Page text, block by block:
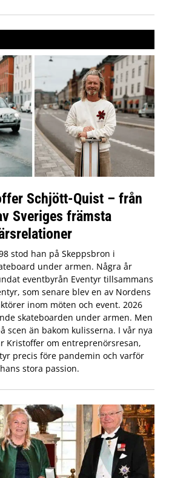
Schjött-Quist – från
Sveriges främsta
stod han på Skeppsbron i
under armen. Några år
eventbyrån Eventyr tillsammans
som senare blev en av Nordens
inom möten och event. 2026
skateboarden under armen. Men
scen än bakom kulisserna. I vår nya
Kristoffer om entreprenörsresan,
precis före pandemin och varför
stora passion.